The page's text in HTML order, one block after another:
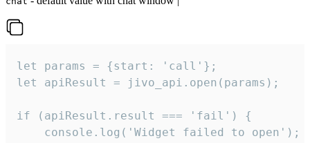
let params = {start: 'call'};
let apiResult = jivo_api.open(params);
if (apiResult.result === 'fail') {
    console.log('Widget failed to open');